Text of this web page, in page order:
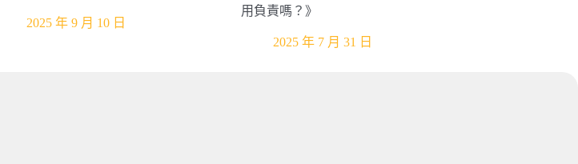
2025 年 9 月 10 日
用負責嗎？》
2025 年 7 月 31 日